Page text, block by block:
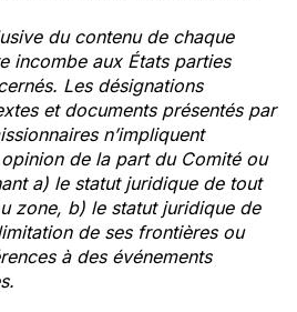
du contenu de chaque
incombe aux États parties
Les désignations
et documents présentés par
n’impliquent
opinion de la part du Comité ou
a) le statut juridique de tout
zone, b) le statut juridique de
de ses frontières ou
à des événements